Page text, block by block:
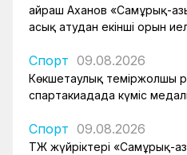
Қайраш Аханов «Самұрық-
асық атудан екінші орын
Спорт 09.08.2026
Көкшетаулық теміржолшы
спартакиадада күміс
Спорт 09.08.2026
ҚТЖ жүйріктері «Самұрық-